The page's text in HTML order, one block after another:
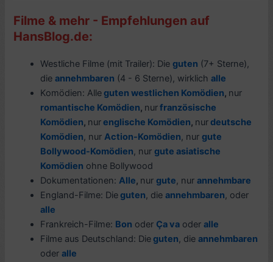
Filme & mehr - Empfehlungen auf
HansBlog.de:
Westliche Filme (mit Trailer): Dieguten (7+ Sterne),
dieannehmbaren (4 - 6 Sterne), wirklichalle
Komödien: Alleguten westlichen Komödien, nur
romantische Komödien, nurfranzösische
Komödien, nurenglische Komödien, nurdeutsche
Komödien, nurAction-Komödien, nurgute
Bollywood-Komödien, nurgute asiatische
Komödien ohne Bollywood
Dokumentationen:Alle, nurgute, nurannehmbare
England-Filme: Dieguten, dieannehmbaren, oder
alle
Frankreich-Filme: Bon oder Ça va oderalle
Filme aus Deutschland: Dieguten, dieannehmbaren
oderalle